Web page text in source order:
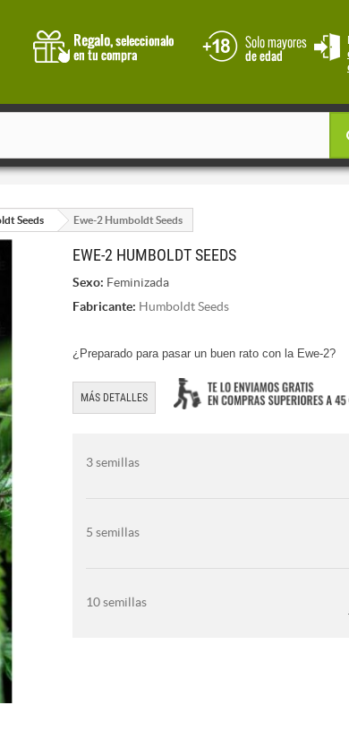
Seeds Ewe-2 Humboldt Seeds
EWE-2 HUMBOLDT SEEDS
Sexo: Feminizada
Fabricante: Humboldt Seeds
¿Preparado para pasar un buen rato con la Ewe-2?
MÁS DETALLES
3 semillas
5 semillas
10 semillas